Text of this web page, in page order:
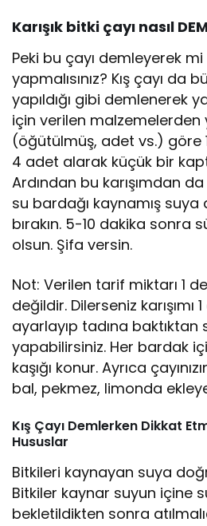
Karışık bitki çayı nasıl
Peki bu çayı demleyerek
yapmalısınız? Kış çayı da
yapıldığı gibi demlenerek
için verilen malzemelerden
(öğütülmüş, adet vs.) göre
4 adet alarak küçük bir
Ardından bu karışımdan da
su bardağı kaynamış
bırakın. 5-10 dakika sonra
olsun. Şifa versin.
Not: Verilen tarif miktarı 1
değildir. Dilerseniz
ayarlayıp tadına
yapabilirsiniz. Her bardak
kaşığı konur. Ayrıca
bal, pekmez, limonda
Kış Çayı Demlerken Dikkat
Hususlar
Bitkileri kaynayan suya
Bitkiler kaynar suyun içine
bekletildikten sonra